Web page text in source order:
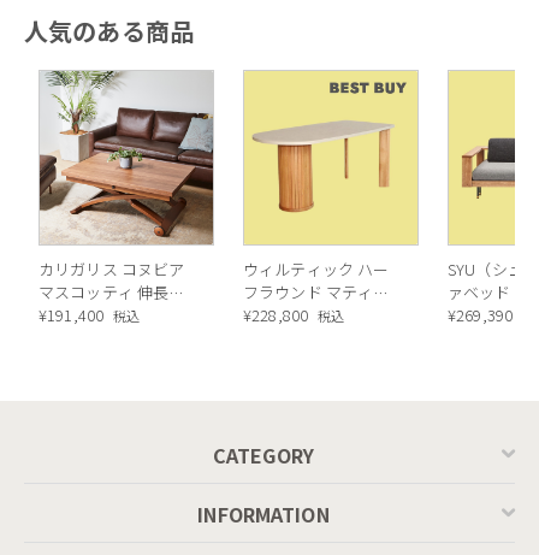
人気のある商品
カリガリス コヌビア
マスコッティ 伸長・
昇降式テーブル ／
¥191,400 税込
ウィルティック ハー
フラウンド マティエ
ラ塗装 ダイニングテ
¥228,800 税込
SYU（シュ
ァベッド（
ル）190cm
¥269,390
CATEGORY
INFORMATION